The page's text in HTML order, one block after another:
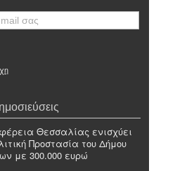
Θεσσαλίας ενισχύει
Προστασία του Δήμου
με 300.000 ευρώ